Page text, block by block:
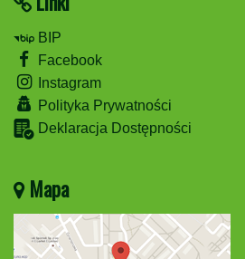
BIP
Facebook
Instagram
Polityka Prywatności
Deklaracja Dostępności
Mapa